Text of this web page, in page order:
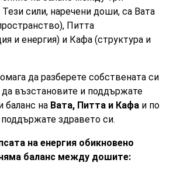
сили, наречени доши, са Вата
Питта
и енергия) и Кафа (структура и
да разберете собствената си
да възстановите и поддържате
баланс на Вата, Питта и Кафа и по
поддържате здравето си.
на енергия обикновено
баланс между дошите: